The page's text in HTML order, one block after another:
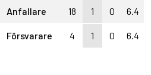
Anfallare 18 1 0 6.4
Försvarare 4 1 0 6.4